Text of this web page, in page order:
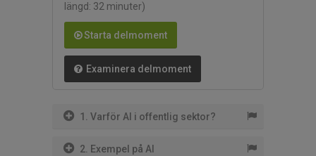
längd: 32 minuter)
Starta delmoment
Examinera delmoment
1. Varför AI i offentlig sektor?
2. Exempel på AI